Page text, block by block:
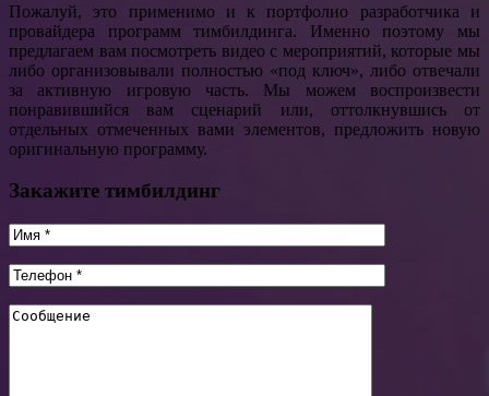
Пожалуй, это применимо и к портфолио разработчика и
провайдера программ тимбилдинга. Именно поэтому мы
предлагаем вам посмотреть видео с мероприятий, которые мы
либо организовывали полностью «под ключ», либо отвечали
за активную игровую часть. Мы можем воспроизвести
понравившийся вам сценарий или, оттолкнувшись от
отдельных отмеченных вами элементов, предложить новую
оригинальную программу.
Закажите тимбилдинг